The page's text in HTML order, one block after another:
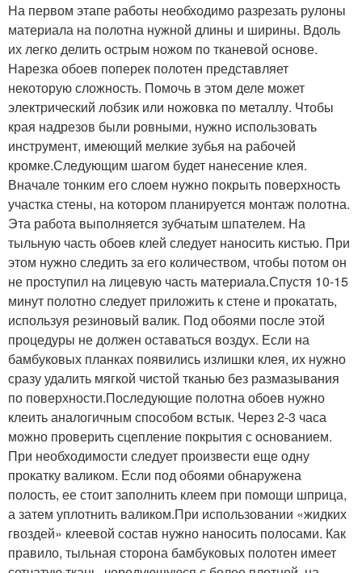
На первом этапе работы необходимо разрезать рулоны
материала на полотна нужной длины и ширины. Вдоль
их легко делить острым ножом по тканевой основе.
Нарезка обоев поперек полотен представляет
некоторую сложность. Помочь в этом деле может
электрический лобзик или ножовка по металлу. Чтобы
края надрезов были ровными, нужно использовать
инструмент, имеющий мелкие зубья на рабочей
кромке.Следующим шагом будет нанесение клея.
Вначале тонким его слоем нужно покрыть поверхность
участка стены, на котором планируется монтаж полотна.
Эта работа выполняется зубчатым шпателем. На
тыльную часть обоев клей следует наносить кистью. При
этом нужно следить за его количеством, чтобы потом он
не проступил на лицевую часть материала.Спустя 10-15
минут полотно следует приложить к стене и прокатать,
используя резиновый валик. Под обоями после этой
процедуры не должен оставаться воздух. Если на
бамбуковых планках появились излишки клея, их нужно
сразу удалить мягкой чистой тканью без размазывания
по поверхности.Последующие полотна обоев нужно
клеить аналогичным способом встык. Через 2-3 часа
можно проверить сцепление покрытия с основанием.
При необходимости следует произвести еще одну
прокатку валиком. Если под обоями обнаружена
полость, ее стоит заполнить клеем при помощи шприца,
а затем уплотнить валиком.При использовании «жидких
гвоздей» клеевой состав нужно наносить полосами. Как
правило, тыльная сторона бамбуковых полотен имеет